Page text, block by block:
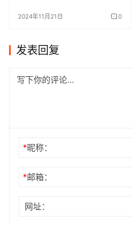
2024年11月21日 0
发表回复
*昵称：
*邮箱：
网址：